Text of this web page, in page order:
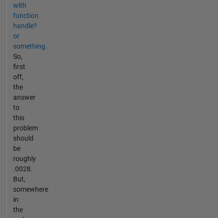
with
function
handle?
or
something.
So,
first
off,
the
answer
to
this
problem
should
be
roughly
.0028.
But,
somewhere
in
the